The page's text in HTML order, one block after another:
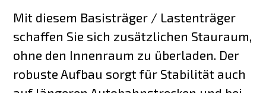
Mit diesem Basisträger / Lastenträger
schaffen Sie sich zusätzlichen Stauraum,
ohne den Innenraum zu überladen. Der
robuste Aufbau sorgt für Stabilität auch